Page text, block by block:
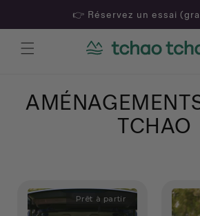
👉 Réservez un essai
TCHAO
Prêt à partir